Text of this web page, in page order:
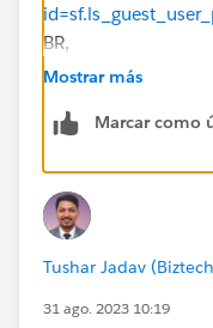
BR,
Eric
Mostrar más
Marcar como
Tushar Jadav
31 ago. 2023 10:19